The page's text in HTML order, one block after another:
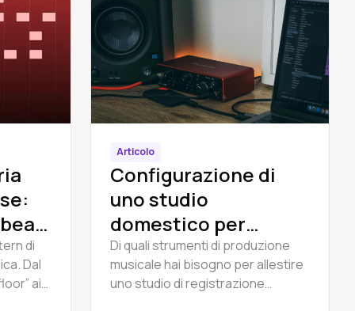
di
Dal
ai
Articolo
Configurazione di
uno studio
domestico per
principianti:
l'attrezzatura
essenziale per la
Di quali strumenti di produzione
musicale hai bisogno per allestire
uno studio di registrazione